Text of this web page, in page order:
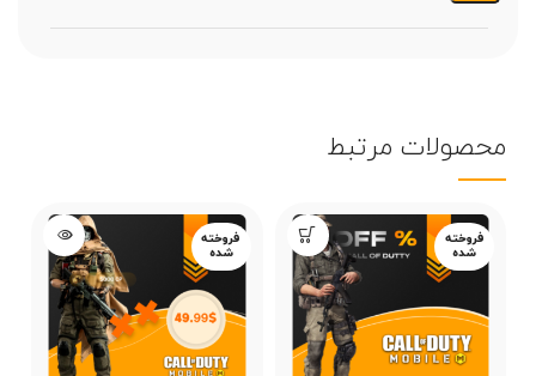
محصولات مرتبط
فروخته
شده
فروخته
شده